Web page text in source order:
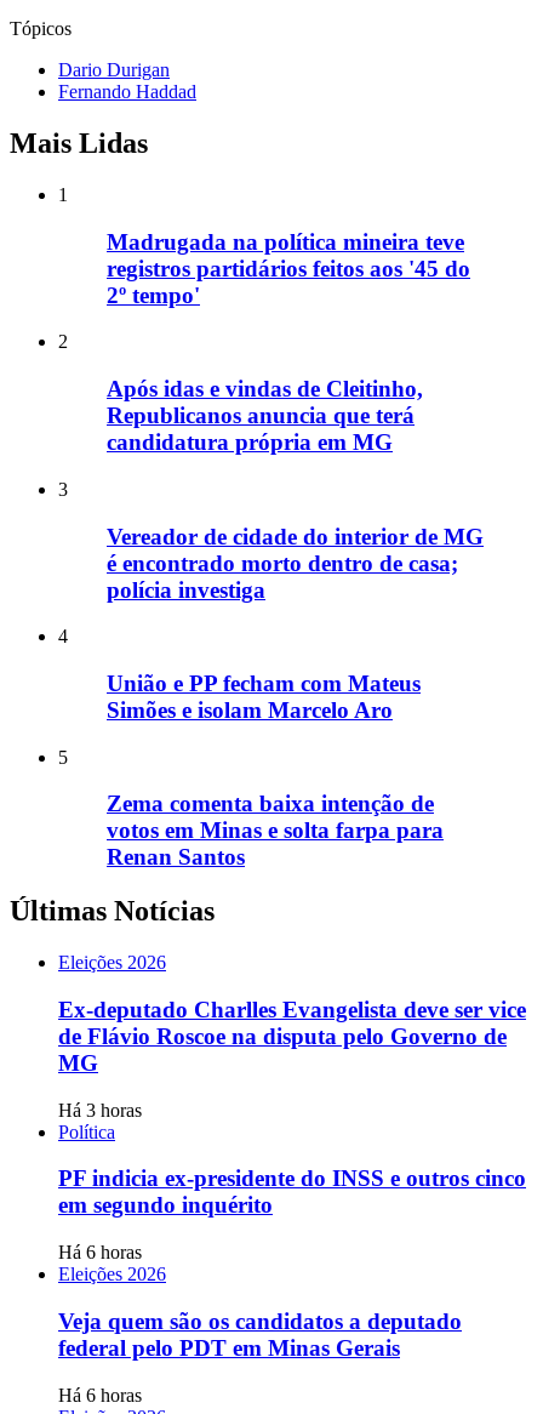
Tópicos
Dario Durigan
Fernando Haddad
Mais Lidas
1
Madrugada na política mineira teve
registros partidários feitos aos '45 do
2º tempo'
2
Após idas e vindas de Cleitinho,
Republicanos anuncia que terá
candidatura própria em MG
3
Vereador de cidade do interior de MG
é encontrado morto dentro de casa;
polícia investiga
4
União e PP fecham com Mateus
Simões e isolam Marcelo Aro
5
Zema comenta baixa intenção de
votos em Minas e solta farpa para
Renan Santos
Últimas Notícias
Eleições 2026
Ex-deputado Charlles Evangelista deve ser vice
de Flávio Roscoe na disputa pelo Governo de
MG
Há 3 horas
Política
PF indicia ex-presidente do INSS e outros cinco
em segundo inquérito
Há 6 horas
Eleições 2026
Veja quem são os candidatos a deputado
federal pelo PDT em Minas Gerais
Há 6 horas